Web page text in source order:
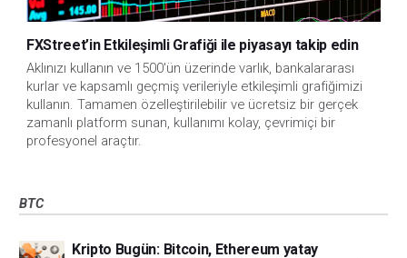
FXStreet’in Etkileşimli Grafiği ile piyasayı takip edin
Aklınızı kullanın ve 1500'ün üzerinde varlık, bankalararası
kurlar ve kapsamlı geçmiş verileriyle etkileşimli grafiğimizi
kullanın. Tamamen özelleştirilebilir ve ücretsiz bir gerçek
zamanlı platform sunan, kullanımı kolay, çevrimiçi bir
profesyonel araçtır.
BTC
Kripto Bugün: Bitcoin, Ethereum yatay